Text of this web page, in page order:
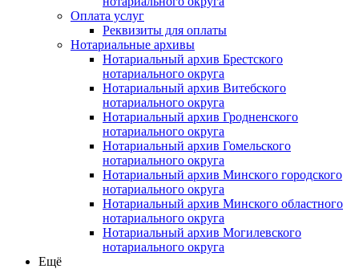
Оплата услуг
Реквизиты для оплаты
Нотариальные архивы
Нотариальный архив Брестского
нотариального округа
Нотариальный архив Витебского
нотариального округа
Нотариальный архив Гродненского
нотариального округа
Нотариальный архив Гомельского
нотариального округа
Нотариальный архив Минского городского
нотариального округа
Нотариальный архив Минского областного
нотариального округа
Нотариальный архив Могилевского
нотариального округа
Ещё